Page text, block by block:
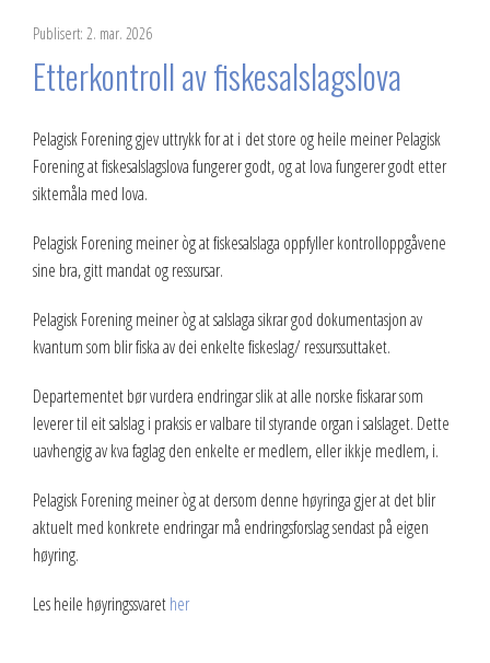
2022
2021
2020
2019
2017
2015
2013
Publisert: 2. mar. 2026
Etterkontroll av fiskesalslagslova
Pelagisk Forening gjev uttrykk for at i det store og heile meiner Pelagisk
Forening at fiskesalslagslova fungerer godt, og at lova fungerer godt etter
siktemåla med lova.
Pelagisk Forening meiner òg at fiskesalslaga oppfyller kontrolloppgåvene
sine bra, gitt mandat og ressursar.
Pelagisk Forening meiner òg at salslaga sikrar god dokumentasjon av
kvantum som blir fiska av dei enkelte fiskeslag/ ressurssuttaket.
Departementet bør vurdera endringar slik at alle norske fiskarar som
leverer til eit salslag i praksis er valbare til styrande organ i salslaget. Dette
uavhengig av kva faglag den enkelte er medlem, eller ikkje medlem, i.
Pelagisk Forening meiner òg at dersom denne høyringa gjer at det blir
aktuelt med konkrete endringar må endringsforslag sendast på eigen
høyring.
Les heile høyringssvarether